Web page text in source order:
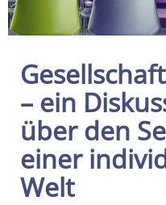
– ein
über den
einer
Welt